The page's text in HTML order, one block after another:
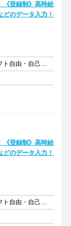
《登録制》高時給
のデータ入力！
週1日以上 1日3時間以上 シフト自由・自己申告
《登録制》高時給
のデータ入力！
週1日以上 1日3時間以上 シフト自由・自己申告